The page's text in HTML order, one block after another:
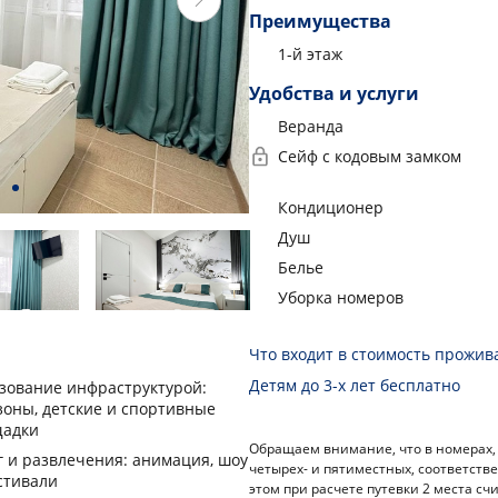
Преимущества
1-й этаж
Удобства и услуги
Веранда
Сейф с кодовым замком
Кондиционер
Душ
Белье
Уборка номеров
инфраструктурой:
детские и спортивные
и развлечения: анимация, шоу
Что входит в стоимость
Детям до 3-х лет бесплатно
Обращаем внимание, что в номерах,
четырех- и пятиместных,
этом при расчете путевки 2 места